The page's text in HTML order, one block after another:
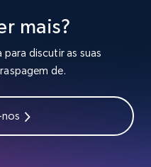
mais?
discutir as suas
de.